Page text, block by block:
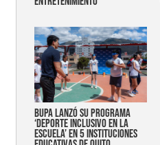
Bupa lanzó su programa
‘Deporte Inclusivo en la
Escuela’ en 5 instituciones